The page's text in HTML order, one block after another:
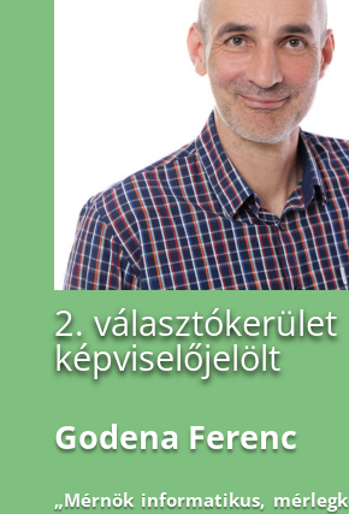
2. választókerület
képviselőjelölt
Godena Ferenc
„Mérnök informatikus,